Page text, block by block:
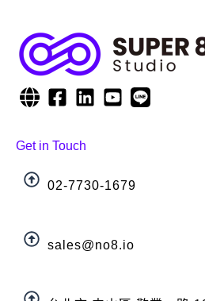
Get in Touch
02-7730-1679
sales@no8.io